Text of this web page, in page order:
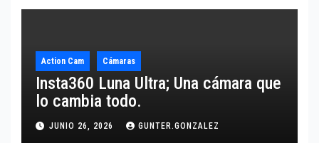
Action Cam Cámaras
Insta360 Luna Ultra; Una cámara que
lo cambia todo.
JUNIO 26, 2026 GUNTER.GONZALEZ